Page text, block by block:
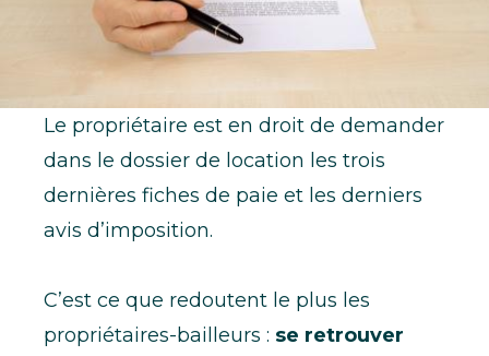
Le propriétaire est en droit de demander
dans le dossier de location les trois
dernières fiches de paie et les derniers
avis d’imposition.
C’est ce que redoutent le plus les
propriétaires-bailleurs : se retrouver